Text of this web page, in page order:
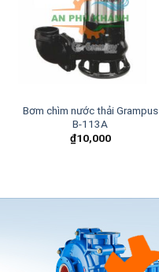
wishlist
Bơm chìm nước thải Grampus
B-113A
₫10,000